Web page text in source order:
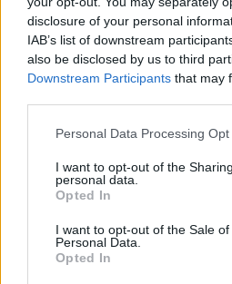
disclosure of your personal
IAB’s list of downstream
also be disclosed by us to third
Downstream Participants that may
Personal Data Processing
I want to opt-out of the
personal data.
Opted In
I want to opt-out of the Sale of
Personal Data.
Opted In
Изкуствен интелект
07.08.2026 / 15:30